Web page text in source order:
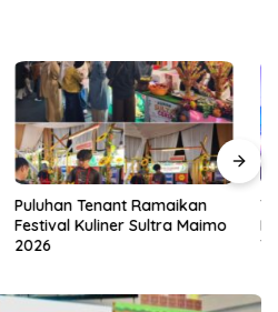
Tiga Kabupaten Sultra
Nikmati Layanan Imigrasi
Terintegrasi